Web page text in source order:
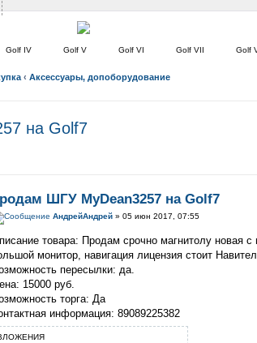
Golf IV Golf V Golf VI Golf VII Golf
‹ Аксессуары, допоборудование
на Golf7
ШГУ MyDean3257 на Golf7
АндрейАндрей» 05 июн 2017, 07:55
товара: Продам срочно магнитолу новая
монитор, навигация лицензия стоит
пересылки: да.
15000 руб.
торга: Да
информация: 89089225382